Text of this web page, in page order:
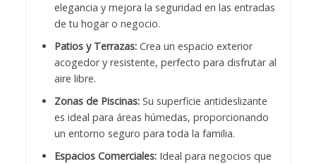
elegancia y mejora la seguridad en las entradas
de tu hogar o negocio.
Patios y Terrazas:Crea un espacio exterior
acogedor y resistente, perfecto para disfrutar al
aire libre.
Zonas de Piscinas:Su superficie antideslizante
es ideal para áreas húmedas, proporcionando
un entorno seguro para toda la familia.
Espacios Comerciales:Ideal para negocios que